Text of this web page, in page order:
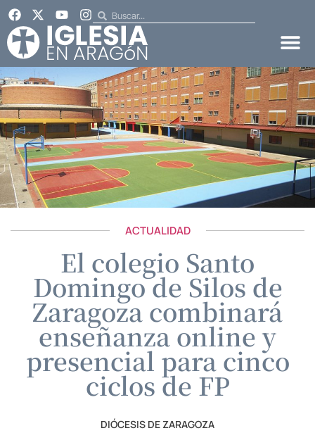
ACTUALIDAD
El colegio Santo
Domingo de Silos de
Zaragoza combinará
enseñanza online y
presencial para cinco
ciclos de FP
DIÓCESIS DE ZARAGOZA